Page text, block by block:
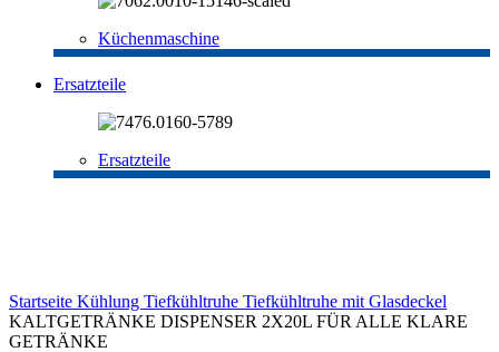
Küchenmaschine
Ersatzteile
Ersatzteile
Startseite Kühlung Tiefkühltruhe Tiefkühltruhe mit Glasdeckel
KALTGETRÄNKE DISPENSER 2X20L FÜR ALLE KLARE
GETRÄNKE